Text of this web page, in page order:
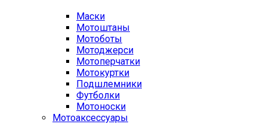
Маски
Мотоштаны
Мотоботы
Мотоджерси
Мотоперчатки
Мотокуртки
Подшлемники
Футболки
Мотоноски
Мотоаксессуары